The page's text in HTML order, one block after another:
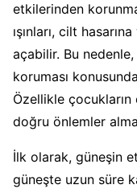
etkilerinden
ışınları, cilt
açabilir. Bu nedenle,
koruması
Özellikle
doğru önlemler
İlk olarak, güneşin
güneşte uzun süre